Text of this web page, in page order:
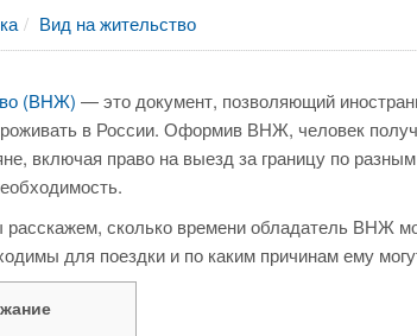
Вид на жительство
(ВНЖ) — это документ, позволяющий
в России. Оформив ВНЖ, человек
включая право на выезд за границу по
расскажем, сколько времени обладатель ВНЖ
для поездки и по каким причинам ему